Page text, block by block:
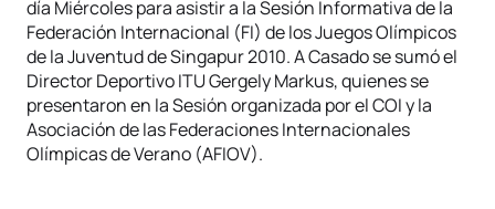
día Miércoles para asistir a la Sesión Informativa de la
Federación Internacional (FI) de los Juegos Olímpicos
de la Juventud de Singapur 2010. A Casado se sumó el
Director Deportivo ITU Gergely Markus, quienes se
presentaron en la Sesión organizada por el COI y la
Asociación de las Federaciones Internacionales
Olímpicas de Verano (AFIOV).